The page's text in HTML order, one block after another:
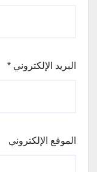
البريد الإلكتروني *
الموقع الإلكتروني